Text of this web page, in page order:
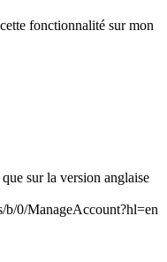
fonctionnalité sur mon
sur la version anglaise
b/0/ManageAccount?hl=en